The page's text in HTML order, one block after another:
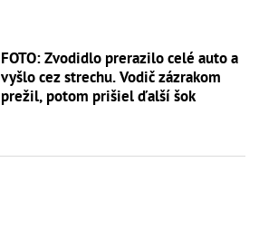
FOTO: Zvodidlo prerazilo celé auto a
vyšlo cez strechu. Vodič zázrakom
prežil, potom prišiel ďalší šok